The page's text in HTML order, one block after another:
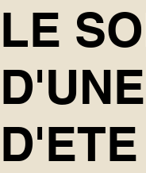
LE
D'ETE